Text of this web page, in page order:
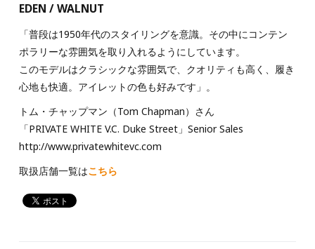
EDEN / WALNUT
「普段は1950年代のスタイリングを意識。その中にコンテン
ポラリーな雰囲気を取り入れるようにしています。
このモデルはクラシックな雰囲気で、クオリティも高く、履き
心地も快適。アイレットの色も好みです」。
トム・チャップマン（Tom Chapman）さん
「PRIVATE WHITE V.C. Duke Street」Senior Sales
http://www.privatewhitevc.com
取扱店舗一覧はこちら